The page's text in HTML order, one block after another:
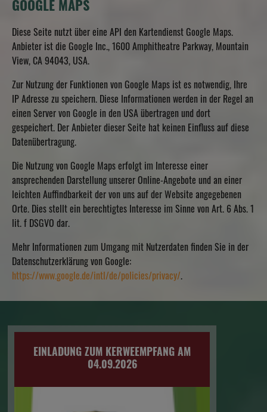
GOOGLE MAPS
Diese Seite nutzt über eine API den Kartendienst Google Maps.
Anbieter ist die Google Inc., 1600 Amphitheatre Parkway, Mountain
View, CA 94043, USA.
Zur Nutzung der Funktionen von Google Maps ist es notwendig, Ihre
IP Adresse zu speichern. Diese Informationen werden in der Regel an
einen Server von Google in den USA übertragen und dort
gespeichert. Der Anbieter dieser Seite hat keinen Einfluss auf diese
Datenübertragung.
Die Nutzung von Google Maps erfolgt im Interesse einer
ansprechenden Darstellung unserer Online-Angebote und an einer
leichten Auffindbarkeit der von uns auf der Website angegebenen
Orte. Dies stellt ein berechtigtes Interesse im Sinne von Art. 6 Abs. 1
lit. f DSGVO dar.
Mehr Informationen zum Umgang mit Nutzerdaten finden Sie in der
Datenschutzerklärung von Google:
https://www.google.de/intl/de/policies/privacy/.
EINLADUNG ZUM KERWEEMPFANG AM
04.09.2026